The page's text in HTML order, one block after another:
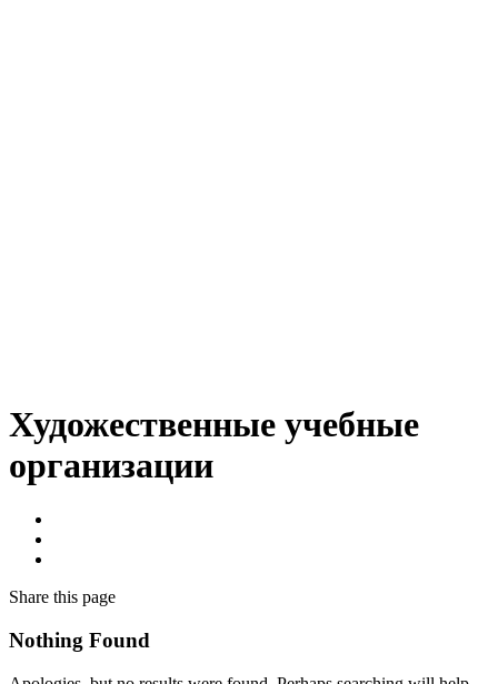
Художественные учебные
организации
Share this page
Nothing Found